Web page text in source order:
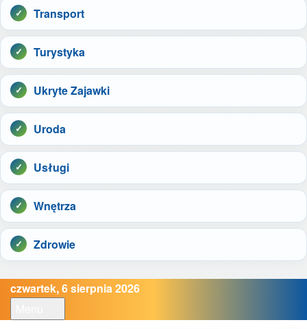
Transport
Turystyka
Ukryte Zajawki
Uroda
Usługi
Wnętrza
Zdrowie
czwartek, 6 sierpnia 2026